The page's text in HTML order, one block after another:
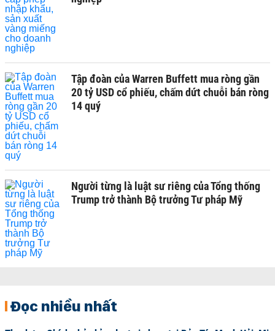
Tập đoàn của Warren Buffett mua ròng gần
20 tỷ USD cổ phiếu, chấm dứt chuỗi bán ròng
14 quý
Người từng là luật sư riêng của Tổng thống
Trump trở thành Bộ trưởng Tư pháp Mỹ
Đọc nhiều nhất